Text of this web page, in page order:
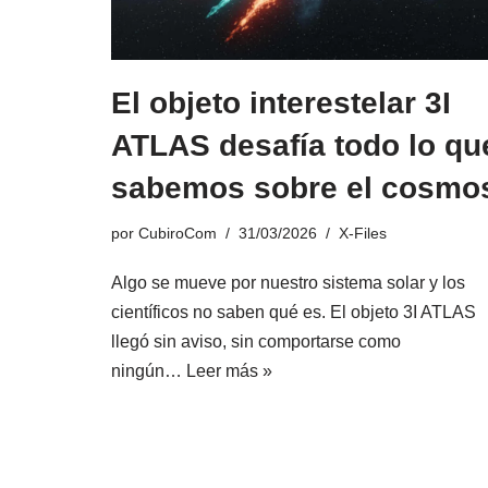
El objeto interestelar 3I
ATLAS desafía todo lo
sabemos sobre el
por CubiroCom 31/03/2026 X-Files
Algo se mueve por nuestro sistema solar y los
científicos no saben qué es. El objeto 3I ATLAS
llegó sin aviso, sin comportarse como
ningún… Leer más »